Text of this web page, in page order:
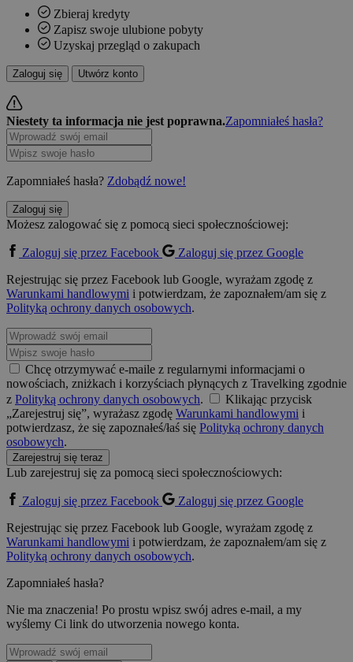
Zbieraj kredyty
Zapisz swoje ulubione pobyty
Uzyskaj przegląd o zakupach
Zaloguj się Utwórz konto
Niestety ta informacja nie jest poprawna.Zapomniałeś hasła?
Zapomniałeś hasła? Zdobądź nowe!
Zaloguj się
Możesz zalogować się z pomocą sieci społecznościowej:
Zaloguj się przez Facebook
Zaloguj się przez Google
Rejestrując się przez Facebook lub Google, wyrażam zgodę z
Warunkami handlowymi i potwierdzam, że zapoznałem/am się z
Polityką ochrony danych osobowych.
Chcę otrzymywać e-maile z regularnymi informacjami o
nowościach, zniżkach i korzyściach płynących z Travelking zgodnie
z Polityką ochrony danych osobowych.
Klikając przycisk
„Zarejestruj się”, wyrażasz zgodę Warunkami handlowymi i
potwierdzasz, że się zapoznałeś/łaś się Polityką ochrony danych
osobowych.
Zarejestruj się teraz
Lub zarejestruj się za pomocą sieci społecznościowych:
Zaloguj się przez Facebook
Zaloguj się przez Google
Rejestrując się przez Facebook lub Google, wyrażam zgodę z
Warunkami handlowymi i potwierdzam, że zapoznałem/am się z
Polityką ochrony danych osobowych.
Zapomniałeś hasła?
Nie ma znaczenia! Po prostu wpisz swój adres e-mail, a my
wyślemy Ci link do utworzenia nowego konta.